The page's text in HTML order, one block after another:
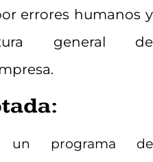
errores humanos y
general de
un programa de